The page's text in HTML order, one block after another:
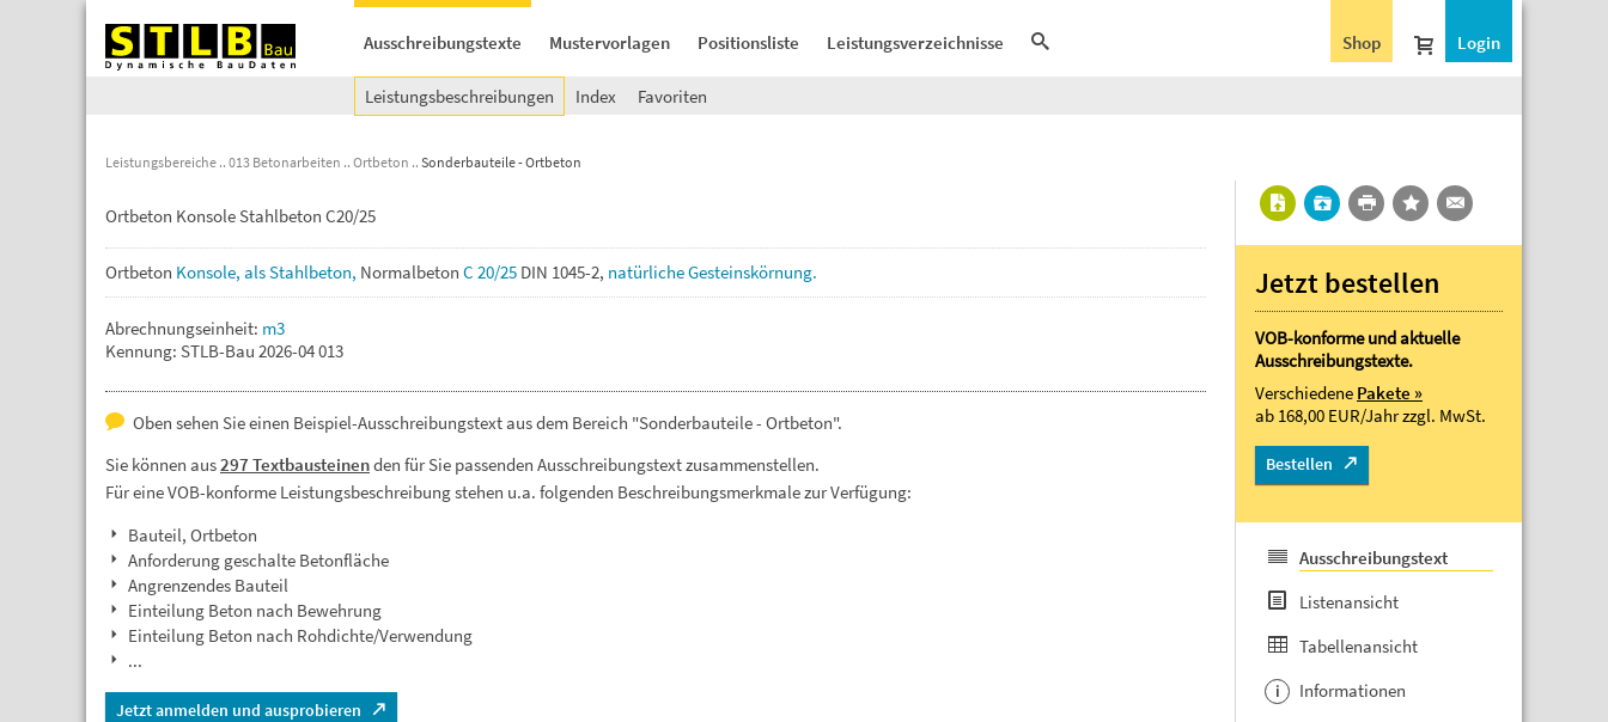
Ausschreibungstexte Mustervorlagen Positionsliste Leistungsverzeichnisse Login
Shop
Leistungsbeschreibungen Index Favoriten
Leistungsbereiche 013 Betonarbeiten Ortbeton Sonderbauteile - Ortbeton
Ortbeton Konsole Stahlbeton C20/25
Ortbeton Konsole, alsStahlbeton, Normalbeton C 20/25 DIN 1045-2, natürlicheGesteinskörnung.
Abrechnungseinheit: m3
Kennung: STLB-Bau 2026-04 013
Oben sehen Sie einen Beispiel-Ausschreibungstext aus dem Bereich "Sonderbauteile - Ortbeton".
Sie können aus297 Textbausteinenden für Sie passenden Ausschreibungstext zusammenstellen.
Für eine VOB-konforme Leistungsbeschreibung stehen u.a. folgenden Beschreibungsmerkmale zur Verfügung:
Bauteil, Ortbeton
Anforderung geschalte Betonfläche
Angrenzendes Bauteil
Einteilung Beton nach Bewehrung
Einteilung Beton nach Rohdichte/Verwendung
...
Jetzt anmelden und ausprobieren
Jetzt bestellen
VOB-konforme und aktuelle
Ausschreibungstexte.
Verschiedene Pakete »
ab 168,00 EUR/Jahrzzgl. MwSt.
Bestellen
Ausschreibungstext
Listenansicht
Tabellenansicht
i Informationen